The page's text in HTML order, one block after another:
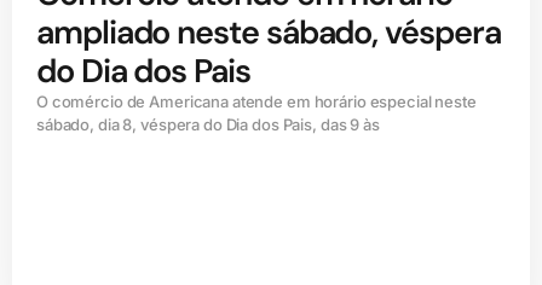
ampliado neste sábado, véspera
do Dia dos Pais
O comércio de Americana atende em horário especial neste
sábado, dia 8, véspera do Dia dos Pais, das 9 às